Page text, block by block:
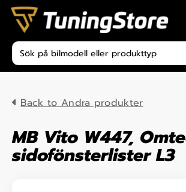
Skip to content
Produktsökning
Back to Andra produkter
MB Vito W447,
sidofönsterlister L3